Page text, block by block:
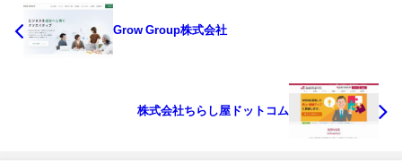
Grow Group株式会社
株式会社ちらし屋ドットコム